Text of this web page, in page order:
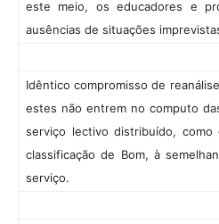
este meio, os educadores e
ausências de situações
Idêntico compromisso de
estes não entrem no computo
serviço lectivo distribuído,
classificação de Bom, à
serviço.